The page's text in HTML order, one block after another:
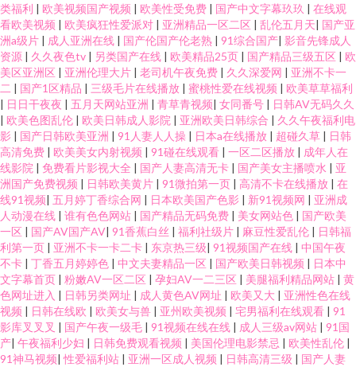
类福利 | 欧美视频国产视频 | 欧美性受免费 | 国产中文字幕玖玖 | 在线观
看欧美视频 | 欧美疯狂性爱派对 | 亚洲精品一区二区 | 乱伦五月天| 国产亚
洲a级片 | 成人亚洲在线 | 国产伦国产伦老熟 | 91综合国产| 影音先锋成人
资源 | 久久夜色tv | 另类国产在线 | 欧美精品25页 | 国产精品三级五区 | 欧
美区亚洲区 | 亚洲伦理大片 | 老司机午夜免费 | 久久深爱网 | 亚洲不卡一
二 | 国产1区精品 | 三级毛片在线播放 | 蜜桃性爱在线视频 | 欧美草草福利
| 日日干夜夜 | 五月天网站亚洲 | 青草青视频| 女同番号 | 日韩AV无码久久
| 欧美色图乱伦 | 欧美日韩成人影院 | 亚洲欧美日韩综合 | 久久午夜福利电
影 | 国产日韩欧美亚洲 | 91人妻人人操 | 日本a在线播放 | 超碰久草 | 日韩
高清免费 | 欧美美女内射视频 | 91碰在线观看 | 一区二区播放 | 成年人在
线影院 | 免费看片影视大全 | 国产人妻高清无卡 | 国产美女主播喷水 | 亚
洲国产免费视频 | 日韩欧美黄片 | 91微拍第一页 | 高清不卡在线播放 | 在
线91视频| 五月婷丁香综合网 | 日本欧美国产色影 | 新91视频网 | 亚洲成
人动漫在线 | 谁有色色网站 | 国产精品无码免费 | 美女网站色 | 国产欧美
一区 | 国产AV国产AV| 91香蕉白丝 | 福利社级片 | 麻豆性爱乱伦 | 日韩福
利第一页 | 亚洲不卡一卡二卡 | 东京热三级| 91视频国产在线 | 中国午夜
不卡 | 丁香五月婷婷色 | 中文夫妻精品一区 | 国产欧美日韩视频 | 日本中
文字幕首页 | 粉嫩AV一区二区 | 孕妇AV一二三区 | 美腿福利精品网站 | 黄
色网址进入 | 日韩另类网址 | 成人黄色AV网址 | 欧美又大 | 亚洲性色在线
视频 | 日韩在线欧 | 欧美女与兽 | 亚州欧美视频 | 宅男福利在线观看 | 91
影库叉叉叉 | 国产午夜一级毛 | 91视频在线在线 | 成人三级av网站 | 91国
产| 午夜福利少妇 | 日韩免费观看视频 | 美国伦理电影禁忌 | 欧美性乱伦 |
91神马视频|性爱福利站 | 亚洲一区成人视频 | 日韩高清三级 | 国产人妻